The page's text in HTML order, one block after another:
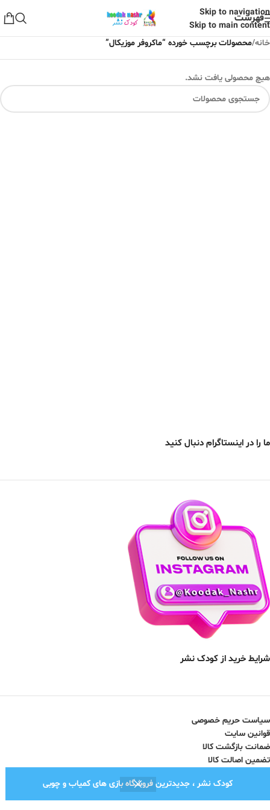
کودک نشر ، جدیدترین فروشگاه بازی های کمیاب و چوبی
Skip to navigation
Skip to main content
فهرست
خانه/محصولات برچسب خورده “ماکروفر موزیکال”
هیچ محصولی یافت نشد.
ما را در اینستاگرام دنبال کنید
شرایط خرید از کودک نشر
سیاست حریم خصوصی
قوانین سایت
ضمانت بازگشت کالا
تضمین اصالت کالا
نماد اعتماد الکترونیک